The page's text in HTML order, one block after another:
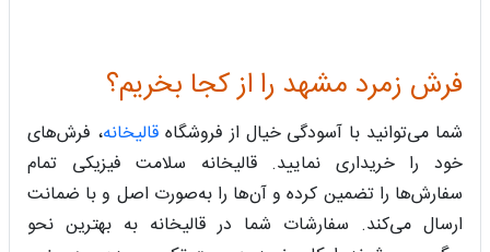
فرش زمرد مشهد را از کجا بخریم؟
شما می‌توانید با آسودگی خیال از فروشگاهقالیخانه، فرش‌های
خود را خریداری نمایید. قالیخانه سلامت فیزیکی تمام
سفارش‌ها را تضمین کرده و آن‌ها را به‌صورت اصل و با ضمانت
ارسال می‌کند. سفارشات شما در قالیخانه به بهترین نحو